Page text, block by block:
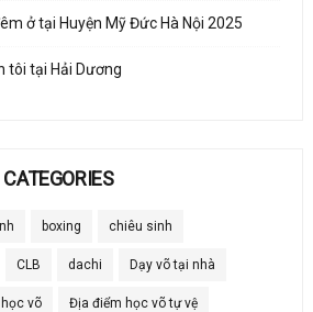
ở tại Huyện Mỹ Đức Hà Nội 2025
tôi tại Hải Dương
CATEGORIES
boxing chiêu sinh
CLB dachi Dạy võ tại nhà
võ Địa điểm học võ tự vệ